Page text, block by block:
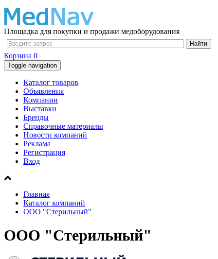
Площадка для покупки и продажи медоборудования
Корзина 0
Toggle navigation
Каталог товаров
Объявления
Компании
Выставки
Бренды
Справочные материалы
Новости компаний
Реклама
Регистрация
Вход
Главная
Каталог компаний
ООО "Стерильный"
ООО "Стерильный"